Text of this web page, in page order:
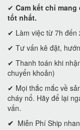
✔ Cam kết chỉ mang
tốt nhất.
✔ Làm việc từ 7h đến
✔ Tư vấn kê đặt,
✔ Thanh toán khi
chuyển khoản)
✔ Mọi thắc mắc về
cháy nổ. Hãy để lại
vấn.
✔ Miễn Phí Ship